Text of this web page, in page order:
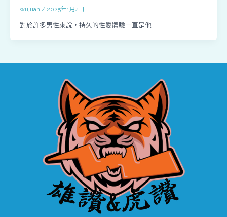
wujuan / 2025年1月4日
對於許多男性來說，持久的性愛體驗一直是他